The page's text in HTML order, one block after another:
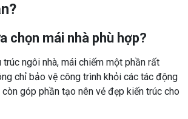
chọn mái nhà phù hợp?
trúc ngôi nhà, mái chiếm một phần rất
chỉ bảo vệ công trình khỏi các tác động
góp phần tạo nên vẻ đẹp kiến trúc cho